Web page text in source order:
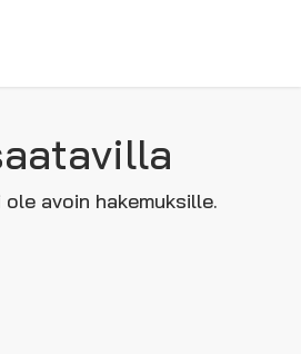
ole avoin hakemuksille.